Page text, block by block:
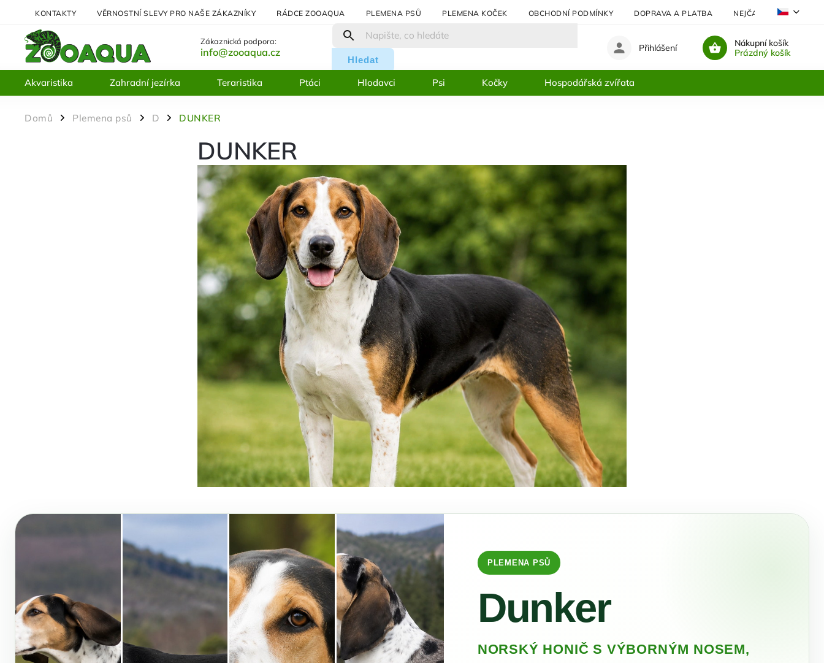
KONTAKTY VĚRNOSTNÍ SLEVY PRO NAŠE ZÁKAZNÍKY RÁDCE ZOOAQUA PLEMENA PSŮ PLEMENA KOČEK OBCHODNÍ PODMÍNKY DOPRAVA A PLATBA NEJČASTĚJI KLADENÉ
Zákaznická podpora:
info@zooaqua.cz
Hledat
Nákupní košík
Prázdný košík
Přihlášení
Akvaristika Zahradní jezírka Teraristika Ptáci Hlodavci Psi Kočky Hospodářská zvířata
Domů / Plemena psů / D / DUNKER
DUNKER
PLEMENA PSŮ
Dunker
NORSKÝ HONIČ S VÝBORNÝM NOSEM,